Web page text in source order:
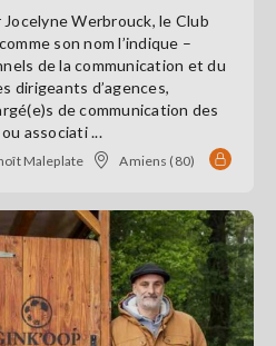
Jocelyne Werbrouck, le Club
son nom l’indique –
de la communication et du
dirigeants d’agences,
de communication des
associati ...
Maleplate Amiens (80)